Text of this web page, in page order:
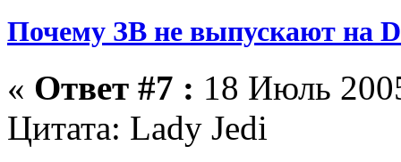
Почему ЗВ не выпускают на
« Ответ #7 : 18 Июль
Цитата: Lady Jedi